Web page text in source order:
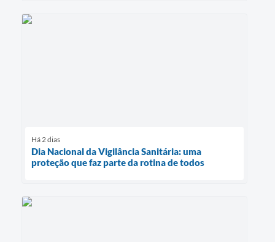
Há 2 dias
Dia Nacional da Vigilância Sanitária: uma
proteção que faz parte da rotina de todos